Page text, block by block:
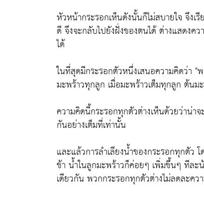
หัวหน้ากระรอกเห็นดังนั้นก็ไม่สบายใจ จึงเ
ดี จึงจะกลับไปยังฝั่งของตนได้ ต่างแสดงค
ได้
ในที่สุดมีกระรอกตัวหนึ่งเสนอความคิดว่า "
มะพร้าวทุกลูก เมื่อมะพร้าวเต็มทุกลูก ต้นมะ
ความคิดนี้กระรอกทุกตัวต่างเห็นด้วยว่าน่า
กันอย่างเต็มที่เท่านั้น
และแล้วการลำเลียงน้ำของกระรอกทุกตัว
ช้า น้ำในลูกมะพร้าวก็ค่อยๆ เพิ่มขึ้นๆ ทีละ
เดียวกัน พวกกระรอกทุกตัวต่างไม่ลดละคว